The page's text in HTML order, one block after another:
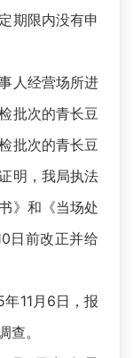
期限内没有申
人经营场所进
批次的青长豆
批次的青长豆
明，我局执法
》和《当场处
日前改正并给
11月6日，报
查。